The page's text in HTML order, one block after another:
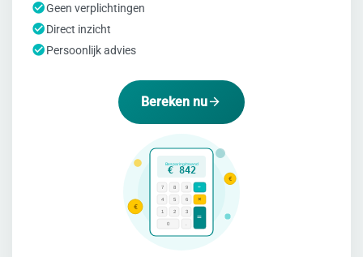
Geen verplichtingen
Direct inzicht
Persoonlijk advies
Bereken nu
Besparing/maand
€ 842
7 8 9
4 5 6
1 2 3
0 .
÷
×
=
€
€